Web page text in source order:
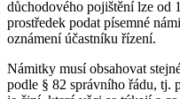
důchodového pojištění lze od
prostředek podat písemné
oznámení účastníku řízení.
Námitky musí obsahovat
podle § 82 správního řádu, tj.